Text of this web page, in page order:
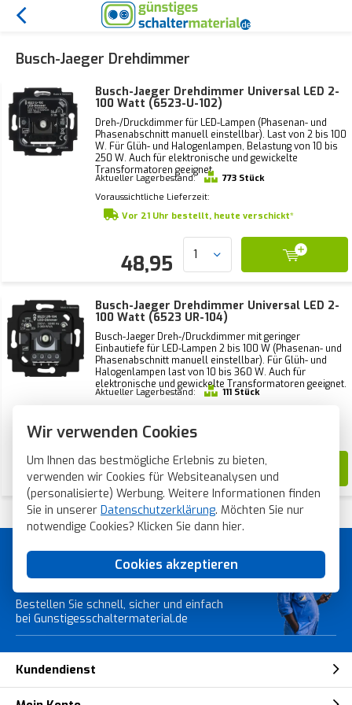
Wir verwenden Cookies
Um Ihnen das bestmögliche Erlebnis zu bieten,
verwenden wir Cookies für Websiteanalysen und
(personalisierte) Werbung. Weitere Informationen finden
Sie in unserer Datenschutzerklärung. Möchten Sie nur
notwendige Cookies? Klicken Sie dann hier.
Cookies akzeptieren
Busch-Jaeger Drehdimmer
Busch-Jaeger Drehdimmer Universal LED 2-
100 Watt (6523-U-102)
Dreh-/Druckdimmer für LED-Lampen (Phasenan- und
Phasenabschnitt manuell einstellbar). Last von 2 bis 100
W. Für Glüh- und Halogenlampen, Belastung von 10 bis
250 W. Auch für elektronische und gewickelte
Transformatoren geeignet.
Aktueller Lagerbestand:
773 Stück
Voraussichtliche Lieferzeit:
Vor 21 Uhr bestellt, heute verschickt*
48,95
Busch-Jaeger Drehdimmer Universal LED 2-
100 Watt (6523 UR-104)
Busch-Jaeger Dreh-/Druckdimmer mit geringer
Einbautiefe für LED-Lampen 2 bis 100 W (Phasenan- und
Phasenabschnitt manuell einstellbar). Für Glüh- und
Halogenlampen last von 10 bis 360 W. Auch für
elektronische und gewickelte Transformatoren geeignet.
Aktueller Lagerbestand:
111 Stück
Vor 21 Uhr bestellt, heute verschickt*
82,95
Günstiges Schaltermaterial von
Topmarken!
Bestellen Sie schnell, sicher und einfach
bei Gunstigesschaltermaterial.de
Kundendienst